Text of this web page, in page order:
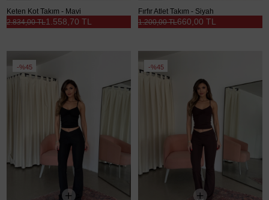
Keten Kot Takım - Mavi
1.558,70 TL
2.834,00 TL
Fırfır Atlet Takım - Siyah
660,00 TL
1.200,00 TL
%45 %45